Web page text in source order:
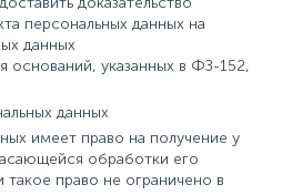
персональных данных на
данных
оснований, указанных в ФЗ-152,
данных
имеет право на получение у
обработки его
такое право не ограничено в